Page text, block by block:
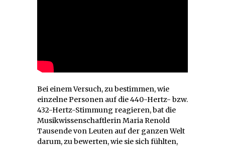
Bei einem Versuch, zu bestimmen, wie
einzelne Personen auf die 440-Hertz- bzw.
432-Hertz-Stimmung reagieren, bat die
Musikwissenschaftlerin Maria Renold
Tausende von Leuten auf der ganzen Welt
darum, zu bewerten, wie sie sich fühlten,